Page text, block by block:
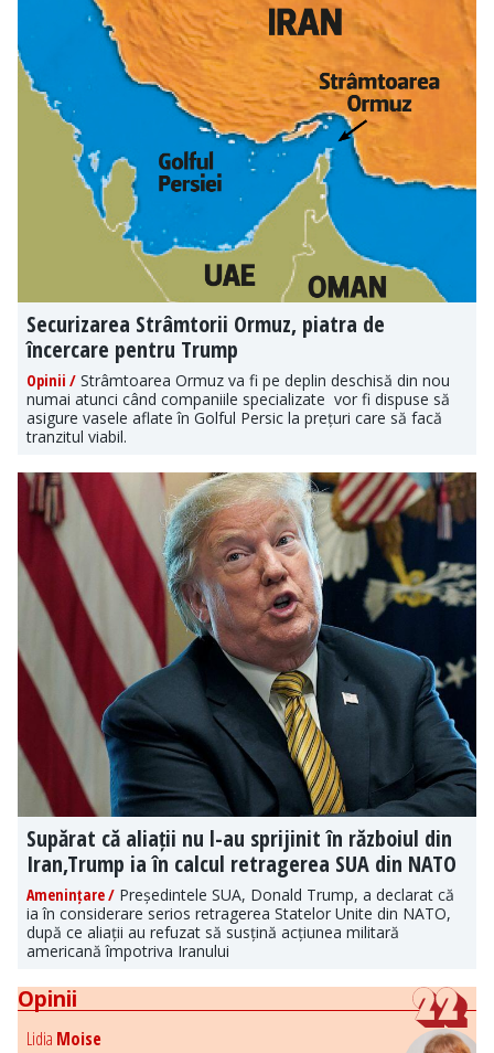
Securizarea Strâmtorii Ormuz, piatra de
încercare pentru Trump
Opinii / Strâmtoarea Ormuz va fi pe deplin deschisă din nou
numai atunci când companiile specializate vor fi dispuse să
asigure vasele aflate în Golful Persic la prețuri care să facă
tranzitul viabil.
Supărat că aliații nu l-au sprijinit în războiul din
Iran,Trump ia în calcul retragerea SUA din NATO
Amenințare / Președintele SUA, Donald Trump, a declarat că
ia în considerare serios retragerea Statelor Unite din NATO,
după ce aliații au refuzat să susțină acțiunea militară
americană împotriva Iranului
Opinii
Lidia Moise